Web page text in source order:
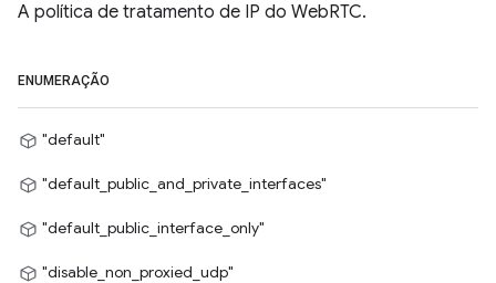
A política de tratamento de IP do WebRTC.
ENUMERAÇÃO
"default"
"default_public_and_private_interfaces"
"default_public_interface_only"
"disable_non_proxied_udp"